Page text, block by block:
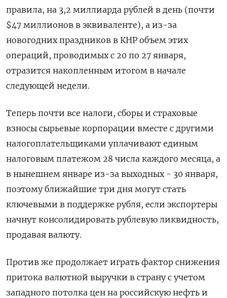
правила, на 3,2 миллиарда рублей в день (почти
$47 миллионов в эквиваленте), а из-за
новогодних праздников в КНР объем этих
операций, проводимых с 20 по 27 января,
отразится накопленным итогом в начале
следующей недели.
Теперь почти все налоги, сборы и страховые
взносы сырьевые корпорации вместе с другими
налогоплательщиками уплачивают единым
налоговым платежом 28 числа каждого месяца, а
в нынешнем январе из-за выходных - 30 января,
поэтому ближайшие три дня могут стать
ключевыми в поддержке рубля, если экспортеры
начнут консолидировать рублевую ликвидность,
продавая валюту.
Против же продолжает играть фактор снижения
притока валютной выручки в страну с учетом
западного потолка цен на российскую нефть и